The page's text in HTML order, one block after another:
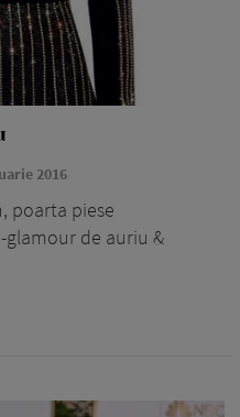
2016
poarta piese
de auriu &